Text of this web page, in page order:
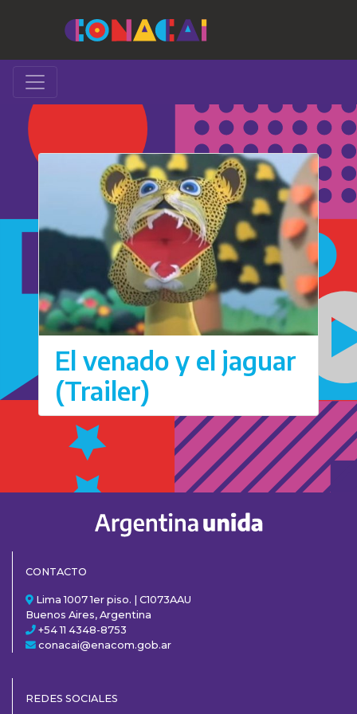
El venado y el jaguar
(Trailer)
CONTACTO
Lima 1007 1er piso. | C1073AAU
Buenos Aires, Argentina
+54 11 4348-8753
conacai@enacom.gob.ar
REDES SOCIALES